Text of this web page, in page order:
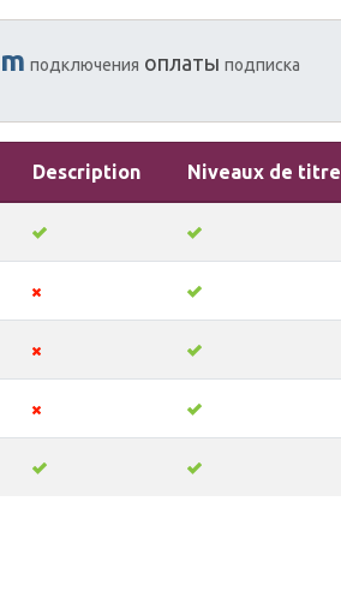
подключения оплаты подписка
Description Niveaux de titre